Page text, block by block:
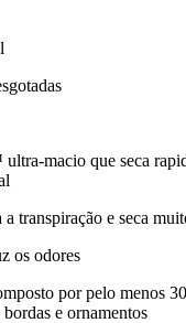
macio que seca
transpiração e seca
os odores
por pelo menos
e ornamentos